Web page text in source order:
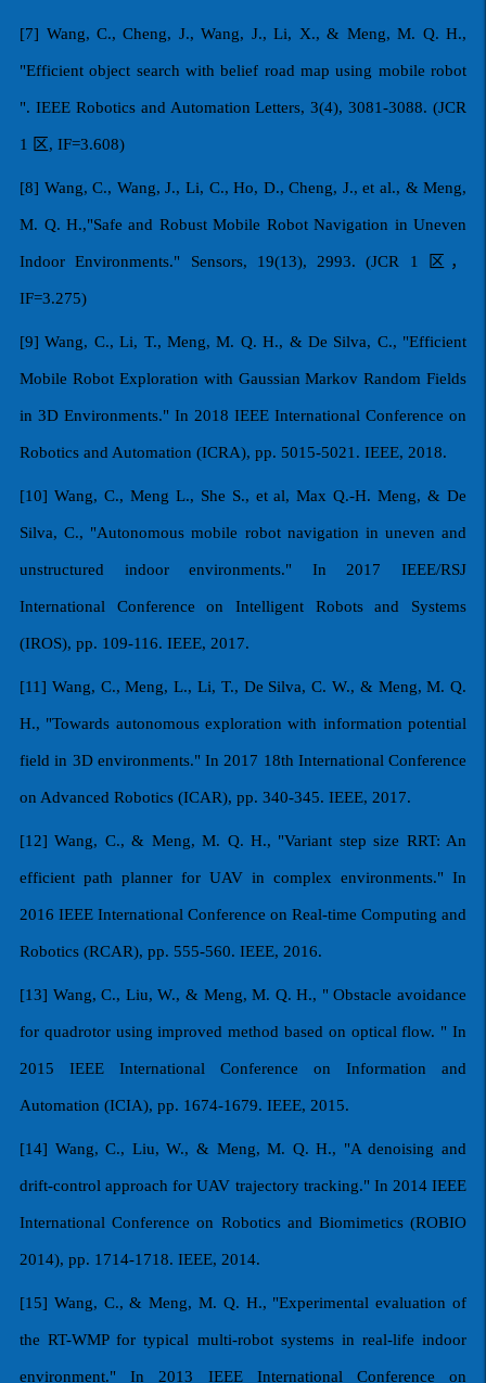
[7] Wang, C., Cheng, J., Wang, J., Li, X., & Meng, M. Q. H.,
"Efficient object search with belief road map using mobile robot
". IEEE Robotics and Automation Letters, 3(4), 3081-3088. (JCR
1 区, IF=3.608)
[8] Wang, C., Wang, J., Li, C., Ho, D., Cheng, J., et al., & Meng,
M. Q. H.,"Safe and Robust Mobile Robot Navigation in Uneven
Indoor Environments." Sensors, 19(13), 2993. (JCR 1 区，
IF=3.275)
[9] Wang, C., Li, T., Meng, M. Q. H., & De Silva, C., "Efficient
Mobile Robot Exploration with Gaussian Markov Random Fields
in 3D Environments." In 2018 IEEE International Conference on
Robotics and Automation (ICRA), pp. 5015-5021. IEEE, 2018.
[10] Wang, C., Meng L., She S., et al, Max Q.-H. Meng, & De
Silva, C., "Autonomous mobile robot navigation in uneven and
unstructured indoor environments." In 2017 IEEE/RSJ
International Conference on Intelligent Robots and Systems
(IROS), pp. 109-116. IEEE, 2017.
[11] Wang, C., Meng, L., Li, T., De Silva, C. W., & Meng, M. Q.
H., "Towards autonomous exploration with information potential
field in 3D environments." In 2017 18th International Conference
on Advanced Robotics (ICAR), pp. 340-345. IEEE, 2017.
[12] Wang, C., & Meng, M. Q. H., "Variant step size RRT: An
efficient path planner for UAV in complex environments." In
2016 IEEE International Conference on Real-time Computing and
Robotics (RCAR), pp. 555-560. IEEE, 2016.
[13] Wang, C., Liu, W., & Meng, M. Q. H., " Obstacle avoidance
for quadrotor using improved method based on optical flow. " In
2015 IEEE International Conference on Information and
Automation (ICIA), pp. 1674-1679. IEEE, 2015.
[14] Wang, C., Liu, W., & Meng, M. Q. H., "A denoising and
drift-control approach for UAV trajectory tracking." In 2014 IEEE
International Conference on Robotics and Biomimetics (ROBIO
2014), pp. 1714-1718. IEEE, 2014.
[15] Wang, C., & Meng, M. Q. H., "Experimental evaluation of
the RT-WMP for typical multi-robot systems in real-life indoor
environment." In 2013 IEEE International Conference on